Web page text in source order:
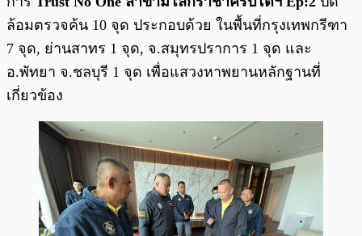
ล้อมตรวจค้น 10 จุด ประกอบด้วย ในพื้นที่กรุงเทพกรีฑา
7 จุด, ย่านสาทร 1 จุด, จ.สมุทรปราการ 1 จุด และ
อ.พัทยา จ.ชลบุรี 1 จุด เพื่อแสวงหาพยานหลักฐานที่
เกี่ยวข้อง